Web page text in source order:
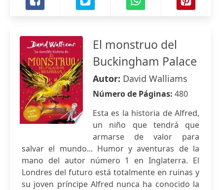
El monstruo del
Buckingham Palace
Autor: David Walliams
Número de Páginas: 480
Esta es la historia de Alfred,
un niño que tendrá que
armarse de valor para
salvar el mundo... Humor y aventuras de la
mano del autor número 1 en Inglaterra. El
Londres del futuro está totalmente en ruinas y
su joven príncipe Alfred nunca ha conocido la